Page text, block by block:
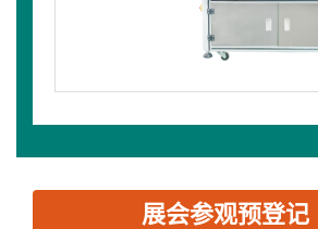
展会参观预登记